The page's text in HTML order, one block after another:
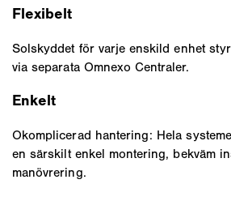
Flexibelt
Solskyddet för varje enskild enhet
via separata Omnexo Centraler.
Enkelt
Okomplicerad hantering: Hela
en särskilt enkel montering, bekväm
manövrering.